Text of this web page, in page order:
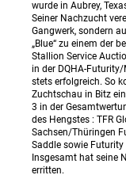
wurde in Aubrey,
Seiner Nachzucht
Gangwerk, sondern
„Blue“ zu einem der
Stallion Service
in der DQHA-
stets erfolgreich. So
Zuchtschau in Bitz
3 in der
des Hengstes : TFR
Sachsen/Thüringen
Saddle sowie Futurity
Insgesamt hat seine
erritten.